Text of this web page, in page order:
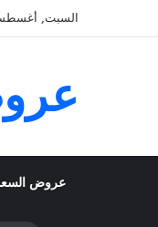
السبت, أغسطس 8
عروض